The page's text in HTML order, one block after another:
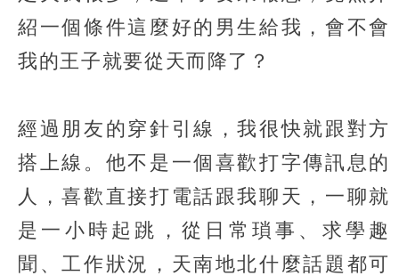
紹一個條件這麼好的男生給我，會不會
我的王子就要從天而降了？
經過朋友的穿針引線，我很快就跟對方
搭上線。他不是一個喜歡打字傳訊息的
人，喜歡直接打電話跟我聊天，一聊就
是一小時起跳，從日常瑣事、求學趣
聞、工作狀況，天南地北什麼話題都可